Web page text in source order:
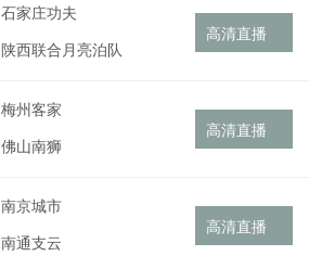
石家庄功夫
陕西联合月亮泊队
高清直播
梅州客家
佛山南狮
高清直播
南京城市
南通支云
高清直播